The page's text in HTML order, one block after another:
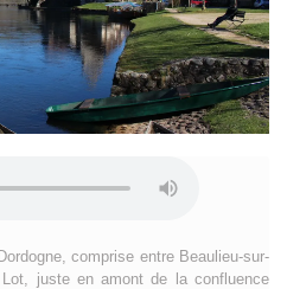
comprise entre Beaulieu-sur-
juste en amont de la confluence